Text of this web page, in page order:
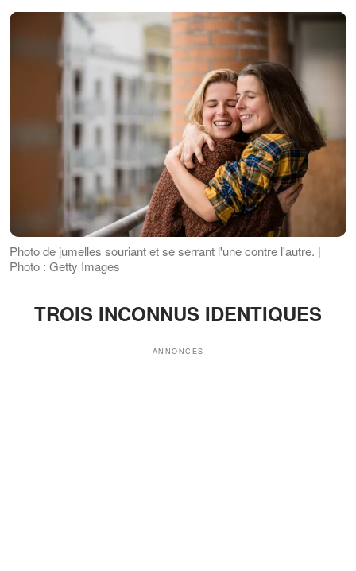
Photo de jumelles souriant et se serrant l'une contre l'autre. |
Photo : Getty Images
TROIS INCONNUS IDENTIQUES
ANNONCES